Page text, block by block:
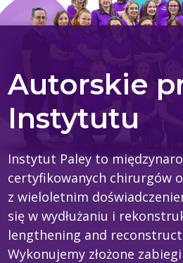
Autorskie
Instytutu
Instytut Paley to
certyfikowanych chirurgów
z wieloletnim
się w wydłużaniu i
lengthening and
Wykonujemy złożone